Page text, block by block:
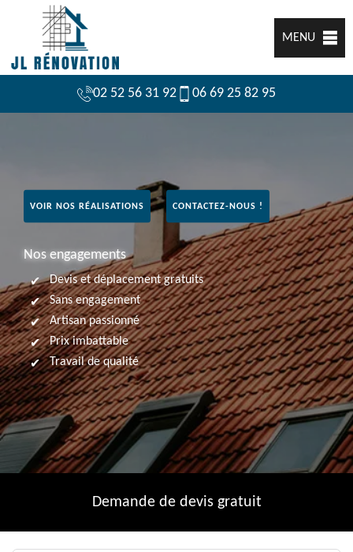
MENU
02 52 56 31 92 06 69 25 82 95
VOIR NOS RÉALISATIONS CONTACTEZ-NOUS !
Nos engagements
Devis et déplacement gratuits
Sans engagement
Artisan passionné
Prix imbattable
Travail de qualité
Demande de devis gratuit